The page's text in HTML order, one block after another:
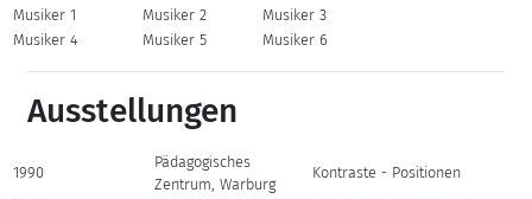
Musiker 1 Musiker 2
Musiker 3
Musiker 4
Musiker 5 Musiker 6
Ausstellungen
1990
Pädagogisches
Zentrum, Warburg
Kontraste - Positionen